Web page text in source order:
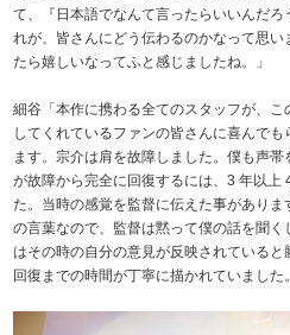
て、『日本語でなんて言ったらいいんだ
れが、皆さんにどう伝わるのかなって思
たら嬉しいなってふと感じましたね。」
細谷「本作に携わる全てのスタッフが、
してくれているファンの皆さんに喜んで
ます。宗介は肩を故障しました。僕も声
が故障から完全に回復するには、3 年以上
た。当時の感覚を監督に伝えた事があり
の言葉なので、監督は黙って僕の話を聞
はその時の自分の意見が反映されている
回復までの時間が丁寧に描かれていました